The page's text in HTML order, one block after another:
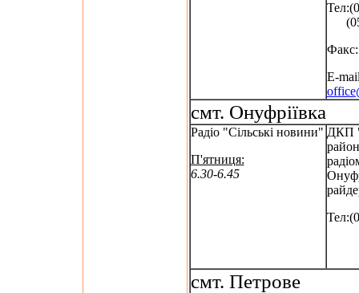
Факс:
E-
смт. Онуфріївка
Радіо "Сільські новини"
П'ятниця:
6.30-6.45
ДКП
смт. Петрове